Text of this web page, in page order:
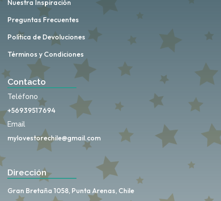
Nuestra Inspiración
Preguntas Frecuentes
Política de Devoluciones
Términos y Condiciones
Contacto
Teléfono
+56939517694
Email
mylovestorechile@gmail.com
Dirección
Gran Bretaña 1058, Punta Arenas, Chile